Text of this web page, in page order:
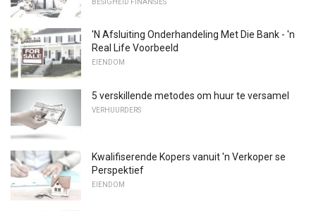
'N Afsluiting Onderhandeling Met Die Bank - 'n
Real Life Voorbeeld
EIENDOM
5 verskillende metodes om huur te versamel
VERHUURDERS
Kwalifiserende Kopers vanuit 'n Verkoper se
Perspektief
EIENDOM